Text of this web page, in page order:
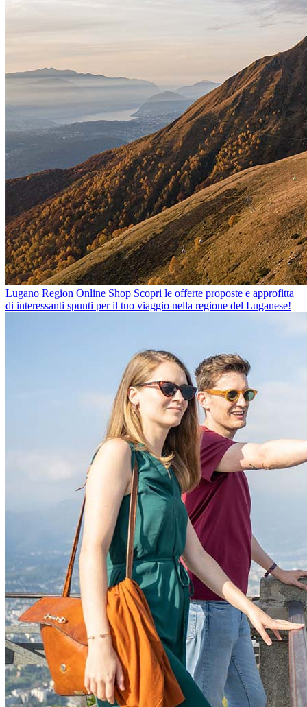
Lugano Region Online Shop Scopri le offerte proposte e approfitta
di interessanti spunti per il tuo viaggio nella regione del Luganese!